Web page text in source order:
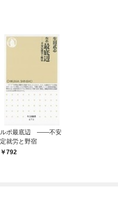
ルポ最底辺 ――不安
定就労と野宿
792